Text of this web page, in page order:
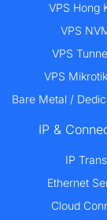
VPS Hong
VPS
VPS
VPS
Bare Metal /
IP &
IP
Ethernet
Cloud